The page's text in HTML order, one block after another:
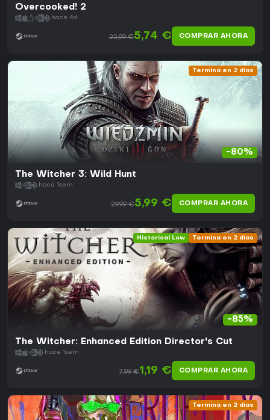
Overcooked! 2
hace 4d
22,99 €5,74 € COMPRAR AHORA
Termina en 2 días
-80%
The Witcher 3: Wild Hunt
hace 1sem
29,99 €5,99 € COMPRAR AHORA
Historical Low Termina en 2 días
-85%
The Witcher: Enhanced Edition Director's Cut
hace 1sem
7,99 €1,19 € COMPRAR AHORA
Termina en 2 días